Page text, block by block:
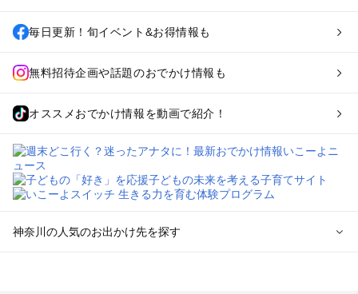
毎日更新！旬イベント&お得情報も
無料招待企画や話題のおでかけ情報も
オススメおでかけ情報を動画で紹介！
神奈川の人気のお出かけ先を探す